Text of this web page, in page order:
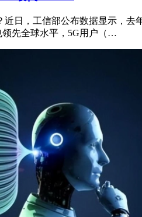
近日，工信部公布数据显示，
先全球水平，5G用户（…